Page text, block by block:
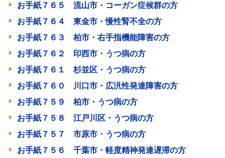
お手紙７６５ 流山市・コーガン症候群の方
お手紙７６４ 東金市・慢性腎不全の方
お手紙７６３ 柏市・右手指機能障害の方
お手紙７６２ 印西市・うつ病の方
お手紙７６１ 杉並区・うつ病の方
お手紙７６０ 川口市・広汎性発達障害の方
お手紙７５９ 柏市・うつ病の方
お手紙７５８ 江戸川区・うつ病の方
お手紙７５７ 市原市・うつ病の方
お手紙７５６ 千葉市・軽度精神発達遅滞の方